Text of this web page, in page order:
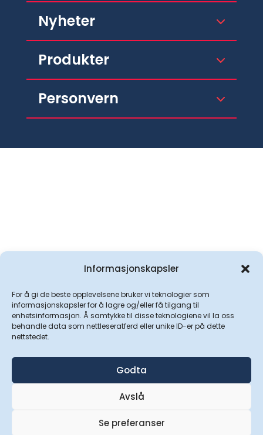
Informasjonskapsler
For å gi de beste opplevelsene bruker vi teknologier som
informasjonskapsler for å lagre og/eller få tilgang til
enhetsinformasjon. Å samtykke til disse teknologiene vil la oss
behandle data som nettleseratferd eller unike ID-er på dette
nettstedet.
Godta
Avslå
Se preferanser
Nyheter
Produkter
Personvern
Vevalplast 2025